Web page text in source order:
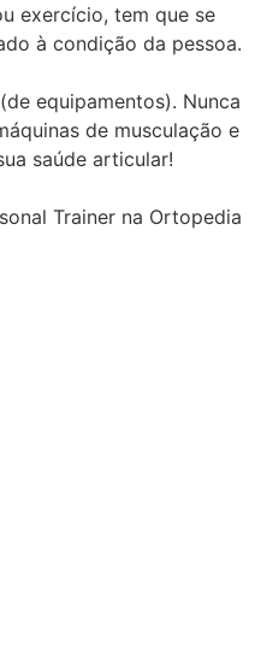
exercício, tem que se
à condição da pessoa.
equipamentos). Nunca
de musculação e
saúde articular!
Trainer na Ortopedia